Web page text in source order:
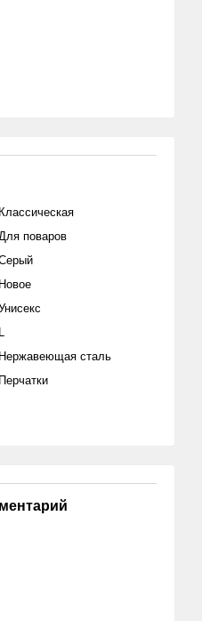
Классическая
поваров
Новое
L
Нержавеющая сталь
Перчатки